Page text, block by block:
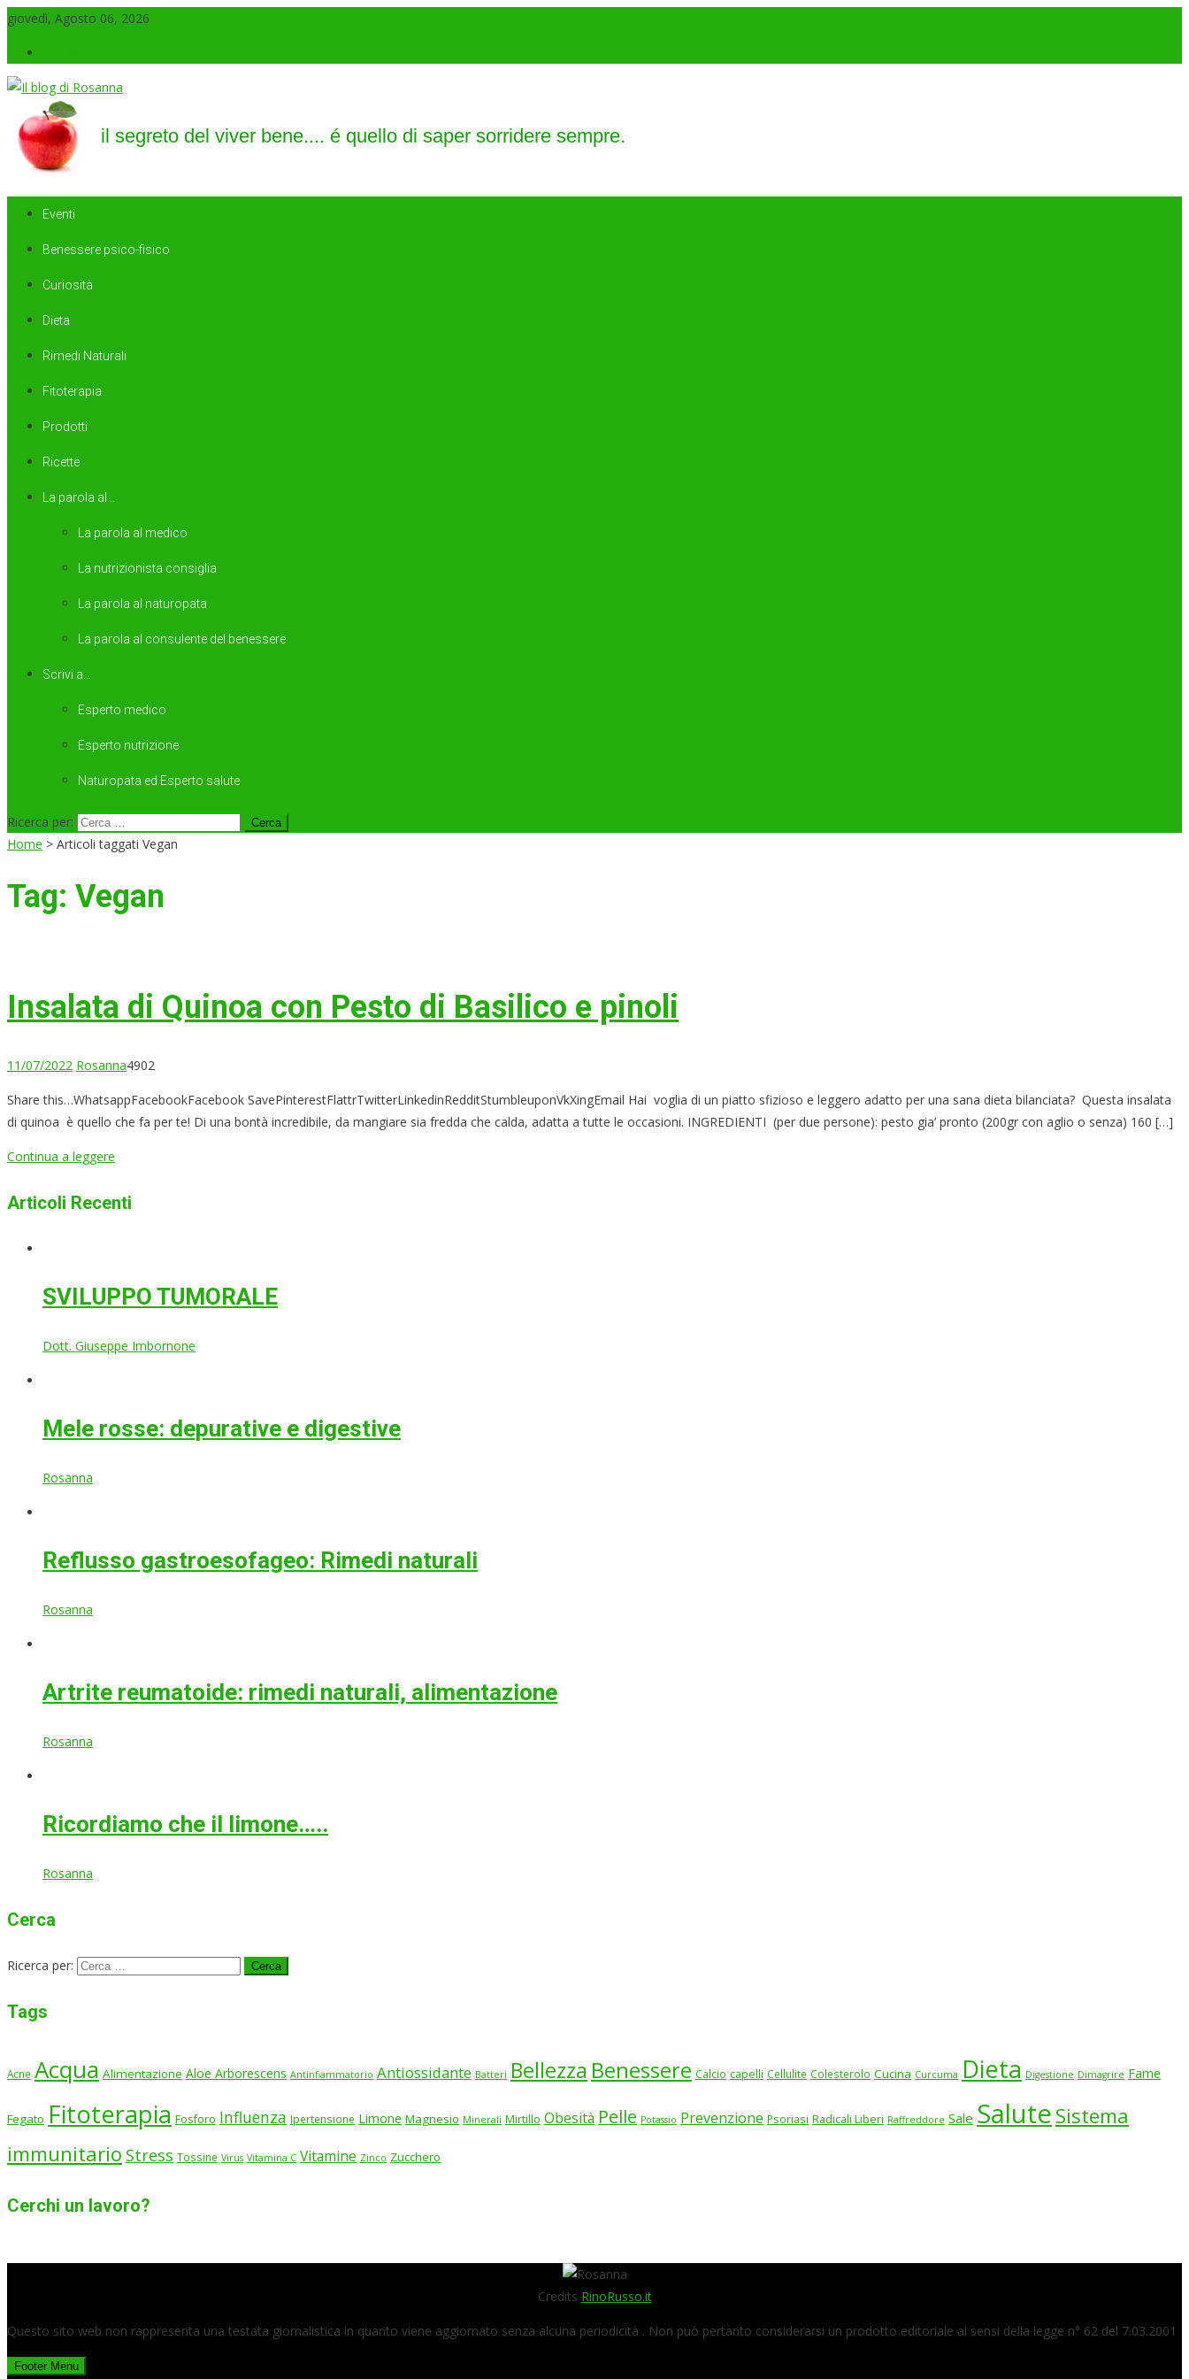
giovedì, Agosto 06, 2026
Il blog di Rosanna
il segreto del viver bene…. é quello di saper sorridere sempre
Eventi
Benessere psico-fisico
Curiosità
Dieta
Rimedi Naturali
Fitoterapia
Prodotti
Ricette
La parola al…
La parola al medico
La nutrizionista consiglia
La parola al naturopata
La parola al consulente del benessere
Scrivi a…
Esperto medico
Esperto nutrizione
Naturopata ed Esperto salute
Ricerca per:
Home > Articoli taggati Vegan
Tag: Vegan
Insalata di Quinoa con Pesto di Basilico e pinoli
11/07/2022 Rosanna4902
Share this…WhatsappFacebookFacebook SavePinterestFlattrTwitterLinkedinRedditStumbleuponVkXingEmail Hai voglia di un piatto sfizioso e leggero adatto per una sana dieta bilanciata? Questa insalata
di quinoa è quello che fa per te! Di una bontà incredibile, da mangiare sia fredda che calda, adatta a tutte le occasioni. INGREDIENTI (per due persone): pesto gia’ pronto (200gr con aglio o senza) 160 […]
Continua a leggere
Articoli Recenti
SVILUPPO TUMORALE
Dott. Giuseppe Imbornone
Mele rosse: depurative e digestive
Rosanna
Reflusso gastroesofageo: Rimedi naturali
Rosanna
Artrite reumatoide: rimedi naturali, alimentazione
Rosanna
Ricordiamo che il limone…..
Rosanna
Cerca
Ricerca per:
Tags
Acne Acqua Alimentazione Aloe Arborescens Antinfiammatorio Antiossidante Batteri Bellezza Benessere Calcio capelli Cellulite Colesterolo Cucina Curcuma Dieta Digestione Dimagrire Fame
Fegato Fitoterapia Fosforo Influenza Ipertensione Limone Magnesio Minerali Mirtillo Obesità Pelle Potassio Prevenzione Psoriasi Radicali Liberi Raffreddore Sale Salute Sistema
immunitario Stress Tossine Virus Vitamina C Vitamine Zinco Zucchero
Cerchi un lavoro?
Credits RinoRusso.it
Questo sito web non rappresenta una testata giornalistica in quanto viene aggiornato senza alcuna periodicità . Non può pertanto considerarsi un prodotto editoriale ai sensi della legge n° 62 del 7.03.2001
Footer Menu